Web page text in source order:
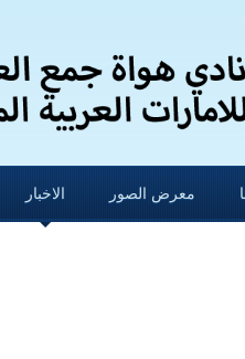
معرض الصور الاخبار